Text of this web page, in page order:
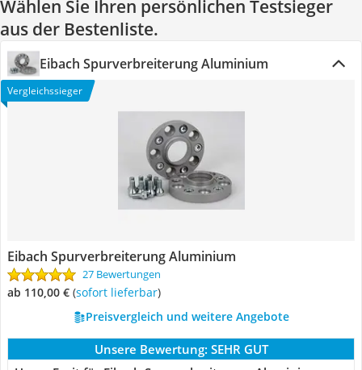
Wählen Sie Ihren persönlichen Testsieger
aus der Bestenliste.
Eibach Spurverbreiterung Aluminium
Vergleichssieger
Eibach Spurverbreiterung Aluminium
27 Bewertungen
ab 110,00 € ( Sofort lieferbar)
Preisvergleich und weitere Angebote
Unsere Bewertung: SEHR GUT